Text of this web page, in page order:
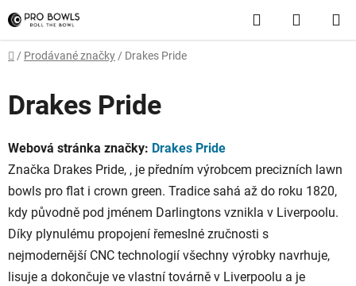
na
obsah
Hledat
KOŠÍK
Domů
/ Prodávané značky / Drakes Pride
Drakes Pride
Webová stránka značky: Drakes Pride
Značka Drakes Pride, , je předním výrobcem precizních lawn
bowls pro flat i crown green. Tradice sahá až do roku 1820,
kdy původně pod jménem Darlingtons vznikla v Liverpoolu.
Díky plynulému propojení řemeslné zručnosti s
nejmodernější CNC technologií všechny výrobky navrhuje,
lisuje a dokončuje ve vlastní továrně v Liverpoolu a je